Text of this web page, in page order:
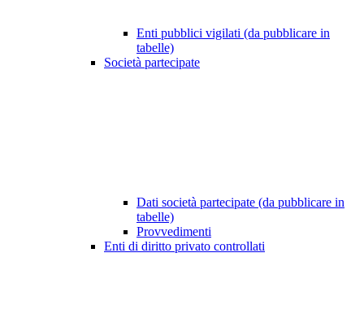
Enti pubblici vigilati (da pubblicare in
tabelle)
Società partecipate
Dati società partecipate (da pubblicare in
tabelle)
Provvedimenti
Enti di diritto privato controllati